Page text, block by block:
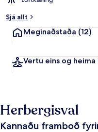
Sjá allt
Meginaðstaða (12)
Vertu eins og heima
Herbergisval
Kannaðu framboð